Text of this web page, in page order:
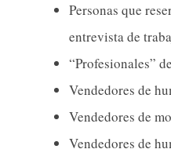
Personas que
entrevista de
“Profesionales”
Vendedores de
Vendedores de
Vendedores de